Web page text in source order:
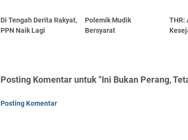
Di Tengah Derita Rakyat,
PPN Naik Lagi
Polemik Mudik
Bersyarat
THR:
Posting Komentar untuk "Ini Bukan Perang,
Posting Komentar